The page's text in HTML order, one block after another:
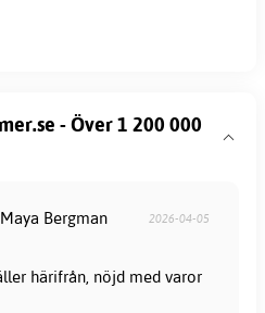
- Över 1 200 000
Bergman 2026-04-05
härifrån, nöjd med varor